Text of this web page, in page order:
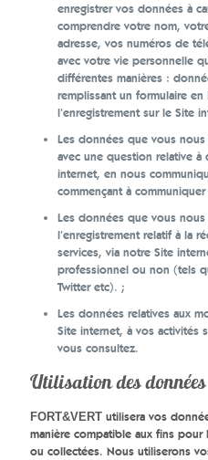
enregistrer vos données à
comprendre votre nom,
adresse, vos numéros de
avec votre vie personnelle
différentes manières :
remplissant un formulaire
l’enregistrement sur le Site
Les données que vous
avec une question relative
internet, en nous
commençant à
Les données que vous
l’enregistrement relatif à la
services, via notre Site
professionnel ou non (tels
Twitter etc). ;
Les données relatives aux
Site internet, à vos activités
vous consultez.
Utilisation des données
FORT&VERT utilisera vos
manière compatible aux fins
ou collectées. Nous utiliserons